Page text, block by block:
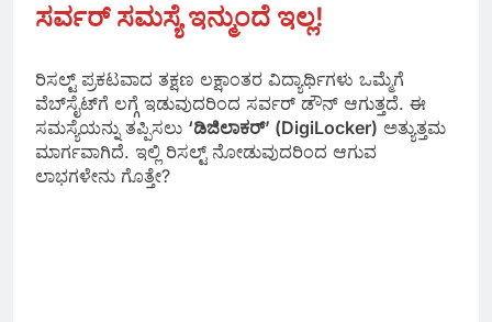
ಸರ್ವರ್ ಸಮಸ್ಯೆ ಇನ್ಮುಂದೆ ಇಲ್ಲ!
ರಿಸಲ್ಟ್ ಪ್ರಕಟವಾದ ತಕ್ಷಣ ಲಕ್ಷಾಂತರ ವಿದ್ಯಾರ್ಥಿಗಳು ಒಮ್ಮೆಗೆ
ವೆಬ್‌ಸೈಟ್‌ಗೆ ಲಗ್ಗೆ ಇಡುವುದರಿಂದ ಸರ್ವರ್ ಡೌನ್ ಆಗುತ್ತದೆ. ಈ
ಸಮಸ್ಯೆಯನ್ನು ತಪ್ಪಿಸಲು ‘ಡಿಜಿಲಾಕರ್’ (DigiLocker) ಅತ್ಯುತ್ತಮ
ಮಾರ್ಗವಾಗಿದೆ. ಇಲ್ಲಿ ರಿಸಲ್ಟ್ ನೋಡುವುದರಿಂದ ಆಗುವ
ಲಾಭಗಳೇನು ಗೊತ್ತೇ?